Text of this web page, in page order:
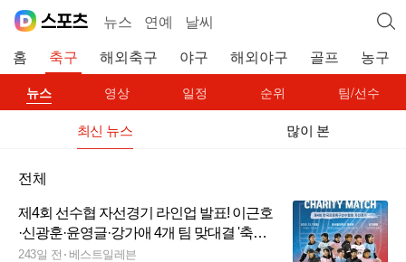
뉴스 연예 날씨
홈 축구 해외축구 야구 해외야구 골프 농구
뉴스 영상 일정 순위 팀/선수
최신 뉴스 많이 본
전체
제4회 선수협 자선경기 라인업 발표! 이근호
·신광훈·윤영글·강가애 4개 팀 맞대결 '축구
대축제'​
243일 전 베스트일레븐